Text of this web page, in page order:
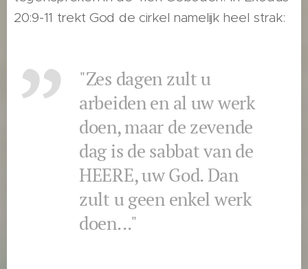
20:9-11 trekt God de cirkel namelijk heel strak:
"Zes dagen zult u
arbeiden en al uw werk
doen, maar de zevende
dag is de sabbat van de
HEERE, uw God. Dan
zult u geen enkel werk
doen..."